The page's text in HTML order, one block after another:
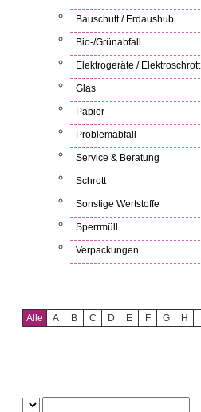
Bauschutt / Erdaushub
Bio-/Grünabfall
Elektrogeräte / Elektroschrott
Glas
Papier
Problemabfall
Service & Beratung
Schrott
Sonstige Wertstoffe
Sperrmüll
Verpackungen
Alle A B C D E F G H